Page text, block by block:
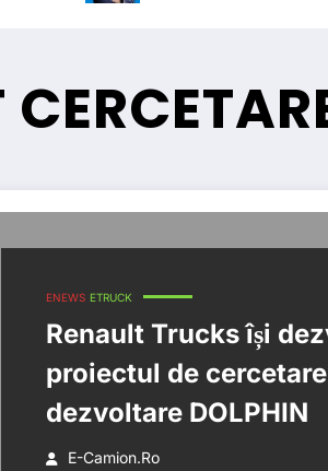
ENEWS ETRUCK
Renault Trucks își
proiectul de cercetare
dezvoltare DOLPHIN
E-Camion.ro